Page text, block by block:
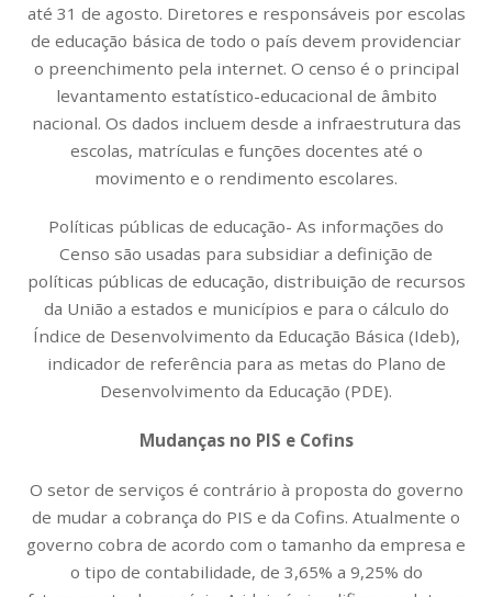
até 31 de agosto. Diretores e responsáveis por escolas
de educação básica de todo o país devem providenciar
o preenchimento pela internet. O censo é o principal
levantamento estatístico-educacional de âmbito
nacional. Os dados incluem desde a infraestrutura das
escolas, matrículas e funções docentes até o
movimento e o rendimento escolares.
Políticas públicas de educação- As informações do
Censo são usadas para subsidiar a definição de
políticas públicas de educação, distribuição de recursos
da União a estados e municípios e para o cálculo do
Índice de Desenvolvimento da Educação Básica (Ideb),
indicador de referência para as metas do Plano de
Desenvolvimento da Educação (PDE).
Mudanças no PIS e Cofins
O setor de serviços é contrário à proposta do governo
de mudar a cobrança do PIS e da Cofins. Atualmente o
governo cobra de acordo com o tamanho da empresa e
o tipo de contabilidade, de 3,65% a 9,25% do